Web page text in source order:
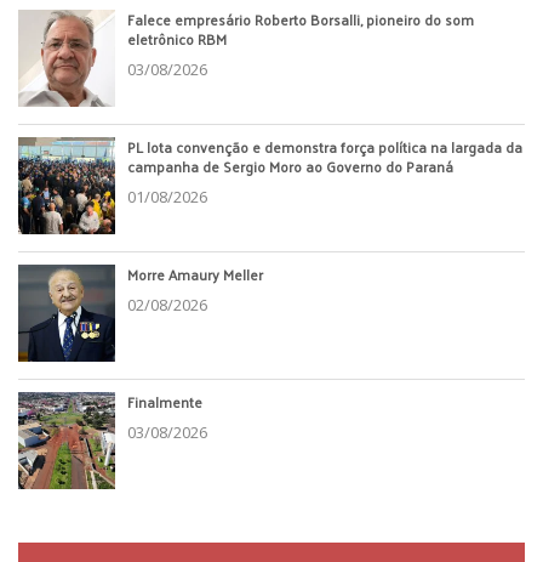
Falece empresário Roberto Borsalli, pioneiro do som
eletrônico RBM
03/08/2026
PL lota convenção e demonstra força política na largada da
campanha de Sergio Moro ao Governo do Paraná
01/08/2026
Morre Amaury Meller
02/08/2026
Finalmente
03/08/2026